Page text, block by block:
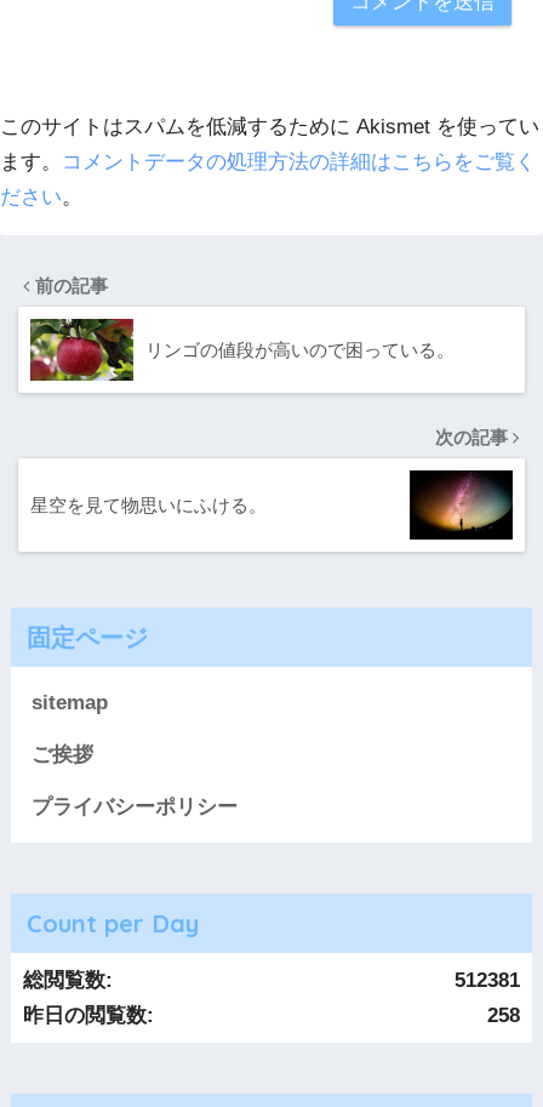
このサイトはスパムを低減するために Akismet を使ってい
ます。
コメントデータの処理方法の詳細はこちらをご覧く
ださい。
前の記事
リンゴの値段が高いので困っている。
次の記事
星空を見て物思いにふける。
固定ページ
sitemap
ご挨拶
プライバシーポリシー
Count per Day
512381
総閲覧数:
258
昨日の閲覧数: